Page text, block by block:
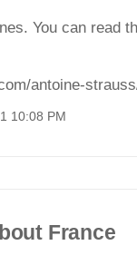
You can read
antoine-
10:08 PM
France